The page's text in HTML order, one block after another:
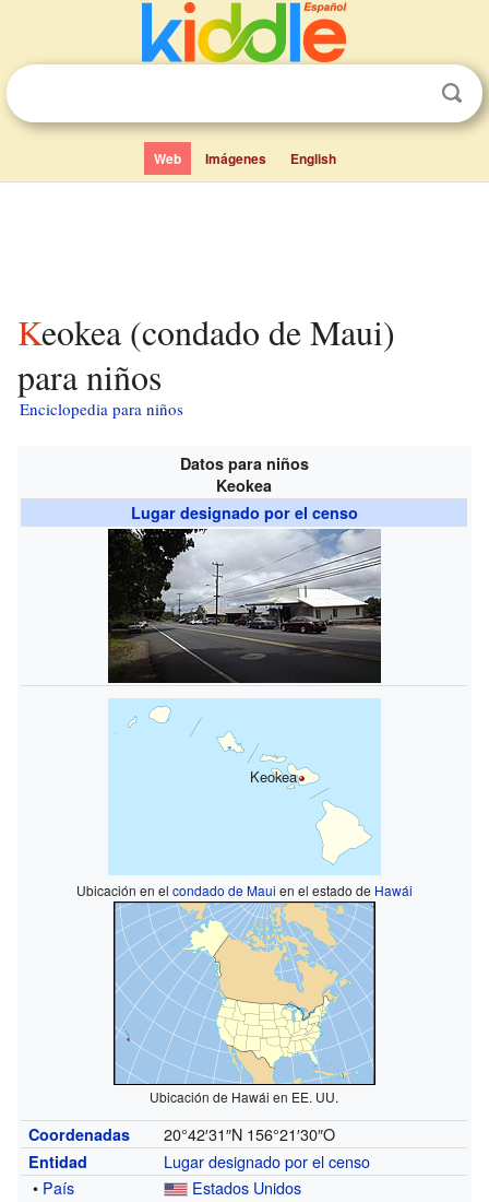
Web Imágenes English
Keokea (condado de Maui)
para niños
Enciclopedia para niños
Datos para niños
Keokea
Lugar designado por el censo
Keokea
Ubicación en el condado de Maui en el estado de Hawái
Ubicación de Hawái en EE. UU.
Coordenadas 20°42′31″N 156°21′30″O
Entidad
Lugar designado por el censo
• País
Estados Unidos